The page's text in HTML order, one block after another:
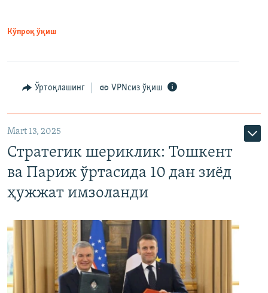
Кўпроқ ўқиш
Ўртоқлашинг VPNсиз ўқиш
Mart 13, 2025
Стратегик шериклик: Тошкент
ва Париж ўртасида 10 дан зиёд
ҳужжат имзоланди